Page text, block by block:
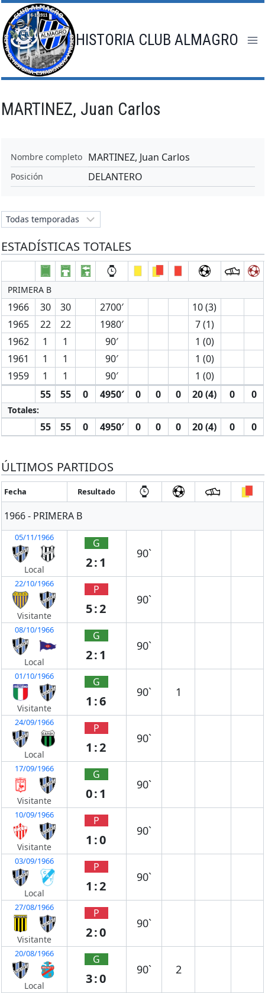
Saltar
al
contenido
HISTORIA CLUB ALMAGRO
MARTINEZ, Juan Carlos
Nombre completo MARTINEZ, Juan Carlos
Posición DELANTERO
ESTADÍSTICAS TOTALES
PRIMERA B
1966 30 30 2700′
10 (3)
1965
22 22 1980′
7 (1)
1962
1 1 90′
1 (0)
1961
1 1 90′
1 (0)
1959
1 1 90′
1 (0)
55
55 0 4950′ 0 0 0 20 (4) 0 0
Totales:
55 55 0 4950′ 0 0 0 20 (4) 0 0
ÚLTIMOS PARTIDOS
Fecha Resultado
1966 - PRIMERA B
05/11/1966
Local
G
2:1
90`
22/10/1966
Visitante
P
5:2
90`
08/10/1966
Local
G
2:1
90`
01/10/1966
Visitante
G
1:6
90` 1
24/09/1966
Local
P
1:2
90`
17/09/1966
Visitante
G
0:1
90`
10/09/1966
Visitante
P
1:0
90`
03/09/1966
Local
P
1:2
90`
27/08/1966
Visitante
P
2:0
90`
20/08/1966
Local
G
3:0
90` 2